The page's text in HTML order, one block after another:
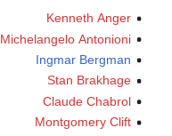
Kenneth Anger
Michelangelo Antonioni
Ingmar Bergman
Stan Brakhage
Claude Chabrol
Montgomery Clift